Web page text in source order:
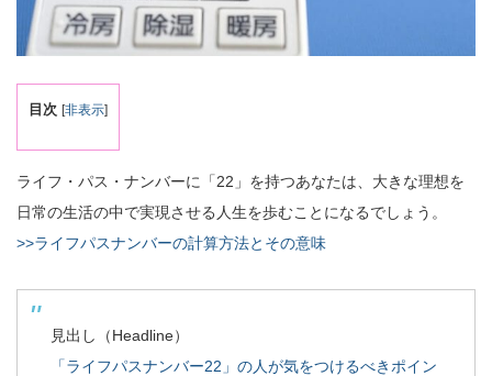
目次 [非表示]
ライフ・パス・ナンバーに「22」を持つあなたは、大きな理想を
日常の生活の中で実現させる人生を歩むことになるでしょう。
>>ライフパスナンバーの計算方法とその意味
見出し（Headline）
「ライフパスナンバー22」の人が気をつけるべきポイン